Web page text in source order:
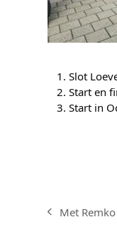
Slot
Start en
Start in
previous
Met